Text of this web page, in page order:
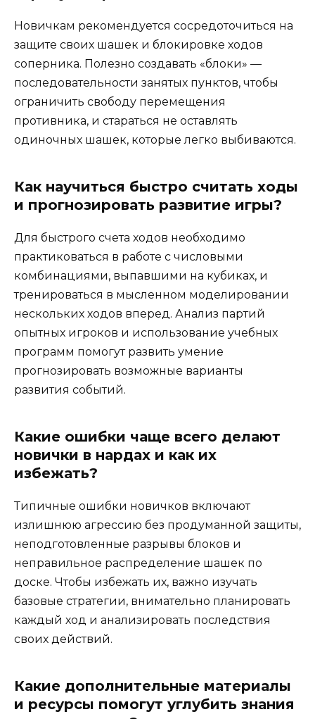
Новичкам рекомендуется сосредоточиться на
защите своих шашек и блокировке ходов
соперника. Полезно создавать «блоки» —
последовательности занятых пунктов, чтобы
ограничить свободу перемещения
противника, и стараться не оставлять
одиночных шашек, которые легко выбиваются.
Как научиться быстро считать ходы
и прогнозировать развитие игры?
Для быстрого счета ходов необходимо
практиковаться в работе с числовыми
комбинациями, выпавшими на кубиках, и
тренироваться в мысленном моделировании
нескольких ходов вперед. Анализ партий
опытных игроков и использование учебных
программ помогут развить умение
прогнозировать возможные варианты
развития событий.
Какие ошибки чаще всего делают
новички в нардах и как их
избежать?
Типичные ошибки новичков включают
излишнюю агрессию без продуманной защиты,
неподготовленные разрывы блоков и
неправильное распределение шашек по
доске. Чтобы избежать их, важно изучать
базовые стратегии, внимательно планировать
каждый ход и анализировать последствия
своих действий.
Какие дополнительные материалы
и ресурсы помогут углубить знания